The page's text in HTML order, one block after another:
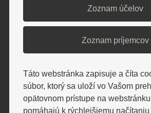
Moderný a elegantný
priamym vstupom do
centra a Balneoterapie.
náročných hostí, ktorí
komfort, kvalitné
maximálne
Zoznam účelov
Zoznam príjemcov
Táto webstránka zapisuje a číta
súbor, ktorý sa uloží vo Vašom
opätovnom prístupe na
pomáhajú k rýchlejšiemu načítaniu